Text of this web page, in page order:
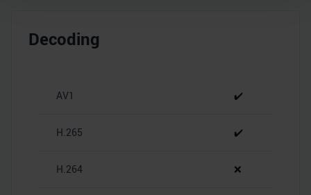
personalisieren, Funktionen für soziale Medien anbieten
weiteren Daten zusammen, die Sie ihnen bereitgestellt
gesammelt haben.
Decoding
AV1 ✔️
H.265 ✔️
H.264 ❌